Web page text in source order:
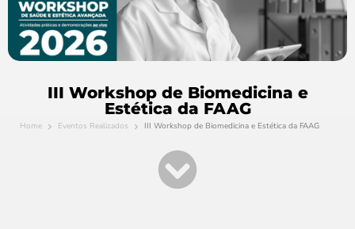
III Workshop de Biomedicina e
Estética da FAAG
Home Eventos Realizados III Workshop de Biomedicina e Estética da FAAG